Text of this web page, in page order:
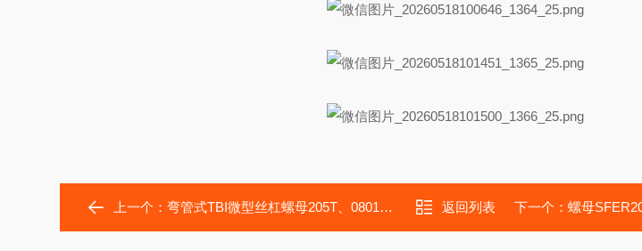
上一个：弯管式TBI微型丝杠螺母205T、0801种类循环方式分 返回列表 下一个： 螺母SFER2020TBI丝